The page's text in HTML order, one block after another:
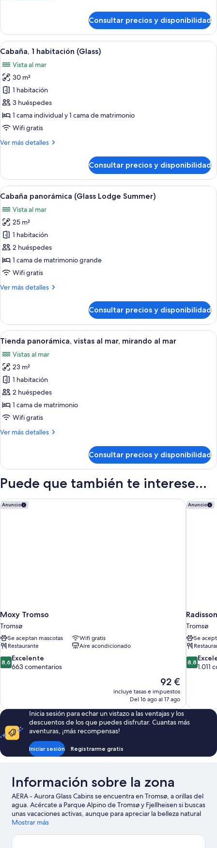
(Glass)
Consultar precios y disponibilidad
Abrir
todas
las
fotos
de
Cabaña,
1
habitación
(Glass)
Una sala de estar acogedora con
10
Cabaña, 1 habitación (Glass)
Vista al mar
30 m²
1 habitación
3 huéspedes
1 cama individual y 1 cama de matrimonio
Wifi gratis
Ver más detalles
Más
1
habitación
(Glass)
Consultar precios y disponibilidad
Abrir
todas
las
fotos
de
Cabaña
panorámica
(Glass
Summer)
Habitación con techo de cristal,
6
Cabaña panorámica (Glass Lodge Summer)
Vista al mar
25 m²
1 habitación
2 huéspedes
1 cama de matrimonio grande
Wifi gratis
Ver más detalles
Más
panorámica
(Glass
Lodge
Consultar precios y disponibilidad
Abrir
todas
las
fotos
de
Tienda
panorámica,
vistas
mar,
mar
Un interior acogedor con dos
6
Tienda panorámica, vistas al mar, mirando al mar
Vistas al mar
23 m²
1 habitación
2 huéspedes
1 cama de matrimonio
Wifi gratis
Ver más detalles
Más
panorámica,
al
mirando
al
Consultar precios y disponibilidad
Puede que también te interese...
Anuncio
Moxy Tromso
Tromsø
Se aceptan mascotas
Wifi gratis
Restaurante
Aire acondicionado
8.6
sobre
8,6 Excelente
663 comentarios
El
precio
actual
de
92 €
92 €
incluye tasas e impuestos
Del 16 ago al 17 ago
Moxy Tromso Anuncio
Tromsø
Se
8.8
sobre
8,8
1.011
Inicia sesión para echar un vistazo a las ventajas y los
descuentos de los que puedes disfrutar. Cuantas más
aventuras, ¡más recompensas!
Iniciar sesión Registrarme gratis
Información sobre la zona
AERA - Aurora Glass Cabins se encuentra en Tromsø, a orillas del
agua. Acércate a Parque Alpino de Tromsø y Fjellheisen si buscas
unas vacaciones activas, aunque para apreciar la belleza natural
de la región lo mejor es visitar Fiordos de Tromso o Senderismo
Contemporáneo de Tromsø también merecen la pena. Tendrás
Mostrar más